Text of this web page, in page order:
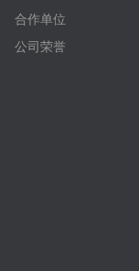
合作单位
公司荣誉